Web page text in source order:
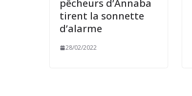
pêcheurs d’Annaba
tirent la sonnette
d’alarme
28/02/2022